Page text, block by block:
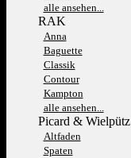
alle ansehen...
RAK
Anna
Baguette
Classik
Contour
Kampton
alle ansehen...
Picard & Wielpütz
Altfaden
Spaten